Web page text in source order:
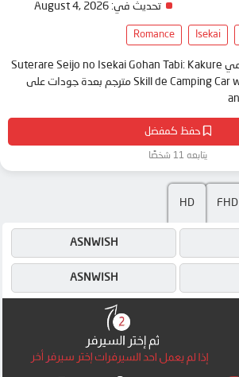
حفظ كمفضل
يتابعه 11 شخصًا
تحديث في: August 4, 2026
Isekai
Romance
تحميل وشاهدة حلقات انمي Suterare Seijo no Isekai Gohan Tabi: Kakure
Skill de Camping Car wo Shoukan shimashita مترجم بعدة جودات على
FHD
HD
ASNWISH
ASNWISH